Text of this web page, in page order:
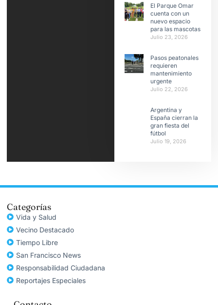
El Parque Omar
cuenta con un
nuevo espacio
para las mascotas
Julio 23, 2026
Pasos peatonales
requieren
mantenimiento
urgente
Julio 22, 2026
Argentina y
España cierran la
gran fiesta del
fútbol
Julio 19, 2026
Categorías
Vida y Salud
Vecino Destacado
Tiempo Libre
San Francisco News
Responsabilidad Ciudadana
Reportajes Especiales